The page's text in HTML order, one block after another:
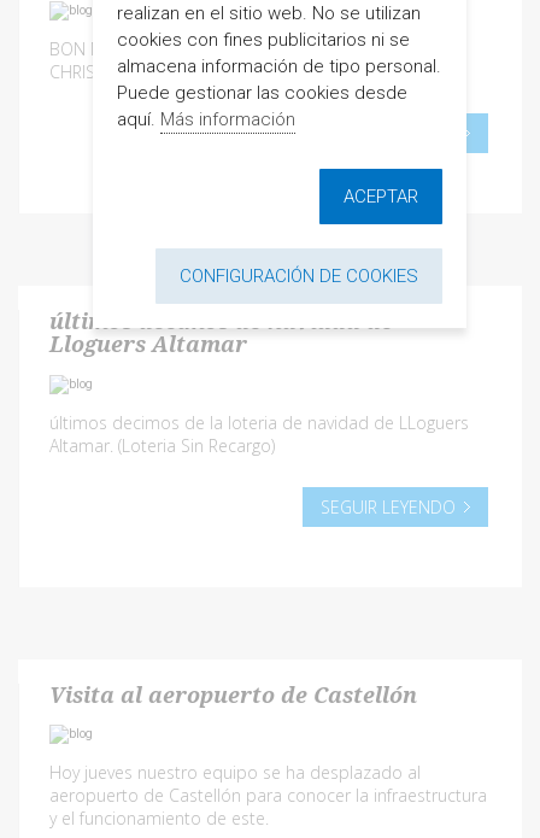
BON NADAL, FELIZ NAVIDAD, JOYEUX NOËL, MERRY
CHRISTMAS
últimos decimos de navidad de
Lloguers Altamar
últimos decimos de la loteria de navidad de LLoguers
Altamar. (Loteria Sin Recargo)
SEGUIR LEYENDO
Visita al aeropuerto de Castellón
Hoy jueves nuestro equipo se ha desplazado al
aeropuerto de Castellón para conocer la infraestructura
y el funcionamiento de este.
realizan en el sitio web. No se utilizan
cookies con fines publicitarios ni se
almacena información de tipo personal.
Puede gestionar las cookies desde
aquí. Más información
ACEPTAR
CONFIGURACIÓN DE COOKIES